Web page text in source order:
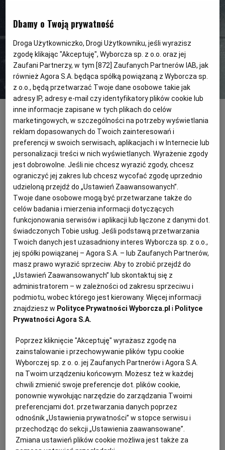
NAPOJE
SAŁATKI
MAKARONY
DRÓB
MIĘSA
RYBY
PRZEKĄSKI
DOMOWE PRZETWORY
SOST, DIPY I INNE DODATKI
DOMOWE PRZYJĘCIE
GRILL
KUCHNIA CHIŃSKA
KUCHNIA TAJSKA
KUCHNIA GRECKA
KUCHNIA PORTUGALSKA
KUCHNIA FRANCUSKA
KUCHNIA AMERYKAŃSKA
KUCHNIA POLSKA
KUCHNIA MEKSYKAŃSKA
KUCHNIA INDYJSKA
KUCHNIA HISZPAŃSKA
ZAKUPY
SPRZĘT KUCHENNY
FIT PRZEPISY
WEGE
WEGAN
BEZ GLUTENU
PODRÓŻE KULINARNE
HISTORIE KULINARNE
FELIETONY KULINARNE
KSIĄŻKI KULINARNE
SZEF KUCHNI
NASZE SERWISY
SERWISY LOKALNE
BIAŁYSTOK
BIELSKO-BIAŁA
BYDGOSZCZ
CZĘSTOCHOWA
ELBLĄG
GLIWICE
GORZÓW WIELKOPOLSKI
KALISZ
KIELCE
KOSZALIN
KRAKÓW
WYBORCZA.PL
MAGAZYNY
DUŻY FORMAT
WOLNA SOBOTA
ALE HISTORIA
WYBORCZA TV I VOD
TYLKO ZDROWIE
KSIĄŻKI. MAGAZYN DO CZYTANIA
SŁÓWKA. MAGAZYN O JĘZYKU
WYBORCZA CLASSIC
WYBORCZA.BIZ
WYSOKIE OBCASY
BIQDATA
JUTRONAUCI
ARCHIWUM
GAZETA.PL
TOK FM
SPORT.PL
wegański kotlet schabowy (Lokal Vegan Bistro)
Z okazji Dnia Polskiej Żywności
obchodzonego 25 sierpnia Stowarzyszenie
Otwarte Klaski zorganizowało specjalną
akcję w warszawskich wegańskich
restauracjach.
Wegańskischabowy? Czemu nie. Zwłaszcza że jedząc
go na niedzielny obiad, wspomożemy działalność
Stowarzyszenia Otwarte Klatki. Z każdego
zamówionego 25 sierpnia roślinnego schaboszczaka
Dbamy o Twoją prywatność
Droga Użytkowniczko, Drogi Użytkowniku, jeśli wyrazisz
zgodę klikając "Akceptuję", Wyborcza sp. z o.o. oraz jej
Zaufani Partnerzy, w tym [872] Zaufanych Partnerów IAB, jak
również Agora S.A. będąca spółką powiązaną z Wyborcza sp.
z o.o., będą przetwarzać Twoje dane osobowe takie jak
adresy IP, adresy e-mail czy identyfikatory plików cookie lub
inne informacje zapisane w tych plikach do celów
marketingowych, w szczególności na potrzeby wyświetlania
reklam dopasowanych do Twoich zainteresowań i
preferencji w swoich serwisach, aplikacjach i w Internecie lub
personalizacji treści w nich wyświetlanych. Wyrażenie zgody
jest dobrowolne. Jeśli nie chcesz wyrazić zgody, chcesz
ograniczyć jej zakres lub chcesz wycofać zgodę uprzednio
udzieloną przejdź do „Ustawień Zaawansowanych”.
Twoje dane osobowe mogą być przetwarzane także do
celów badania i mierzenia informacji dotyczących
funkcjonowania serwisów i aplikacji lub łączone z danymi dot.
świadczonych Tobie usług. Jeśli podstawą przetwarzania
Twoich danych jest uzasadniony interes Wyborcza sp. z o.o.,
jej spółki powiązanej – Agora S.A. – lub Zaufanych Partnerów,
masz prawo wyrazić sprzeciw. Aby to zrobić przejdź do
„Ustawień Zaawansowanych” lub skontaktuj się z
administratorem – w zależności od zakresu sprzeciwu i
podmiotu, wobec którego jest kierowany. Więcej informacji
znajdziesz w Polityce Prywatności Wyborcza.pl i Polityce
Prywatności Agora S.A.
Poprzez kliknięcie "Akceptuję" wyrażasz zgodę na
zainstalowanie i przechowywanie plików typu cookie
Wyborczej sp. z o. o. jej Zaufanych Partnerów i Agora S.A.
na Twoim urządzeniu końcowym. Możesz też w każdej
chwili zmienić swoje preferencje dot. plików cookie,
ponownie wywołując narzędzie do zarządzania Twoimi
preferencjami dot. przetwarzania danych poprzez
odnośnik „Ustawienia prywatności” w stopce serwisu i
przechodząc do sekcji „Ustawienia zaawansowane”.
Zmiana ustawień plików cookie możliwa jest także za